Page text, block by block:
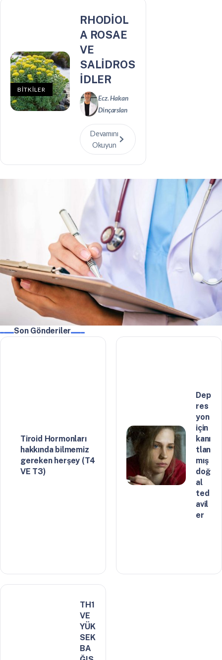
BİTKİLER
RHODİOL
A ROSAE
VE
SALİDROS
İDLER
Ecz. Hakan
Dinçarslan
Devamını
Okuyun
Son Gönderiler
Tiroid Hormonları
hakkında bilmemiz
gereken herşey (T4
VE T3)
Dep
res
yon
için
kanı
tlan
mış
doğ
al
ted
avil
er
TH1
VE
YÜK
SEK
BA